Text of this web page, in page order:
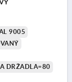
9005
DRŽADLA=80